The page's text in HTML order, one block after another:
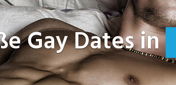
Gay Dates in